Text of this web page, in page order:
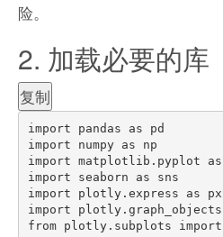
险。
2. 加载必要的库
复制
import pandas as
import numpy as
import matplotlib . pyplot as
import seaborn as
import plotly. express as
import plotly. graph_objects
from plotly. subplots import